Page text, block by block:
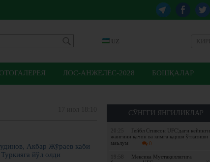
UZ
ЛОС-АНЖЕЛЕС-2028 БОШҚАЛАР
СЎНГГИ ЯНГИЛИКЛАР
20:25
Гейбл Стивсон UFC'даги кейинги
жангини қачон ва кимга қарши ўтказиши
маълум
0
19:58
Мексика Мустақиллигига
Акбар Жўраев каби
йўл олди